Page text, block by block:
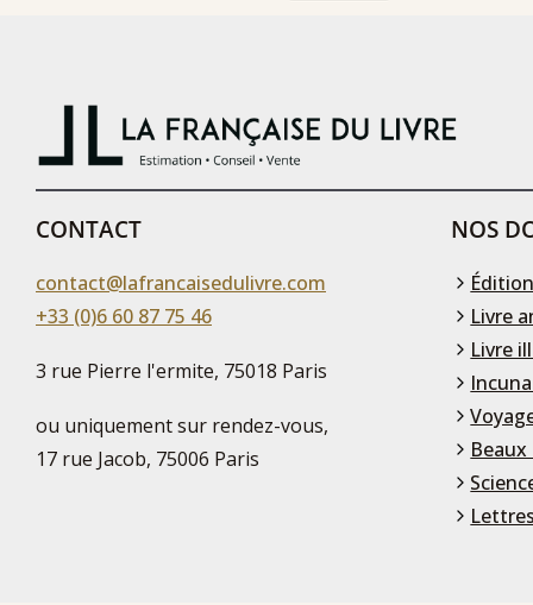
CONTACT
contact@lafrancaisedulivre.com
+33 (0)6 60 87 75 46
3 rue Pierre l'ermite, 75018 Paris
ou uniquement sur rendez-vous,
17 rue Jacob, 75006 Paris
NOS
Livre
Livre